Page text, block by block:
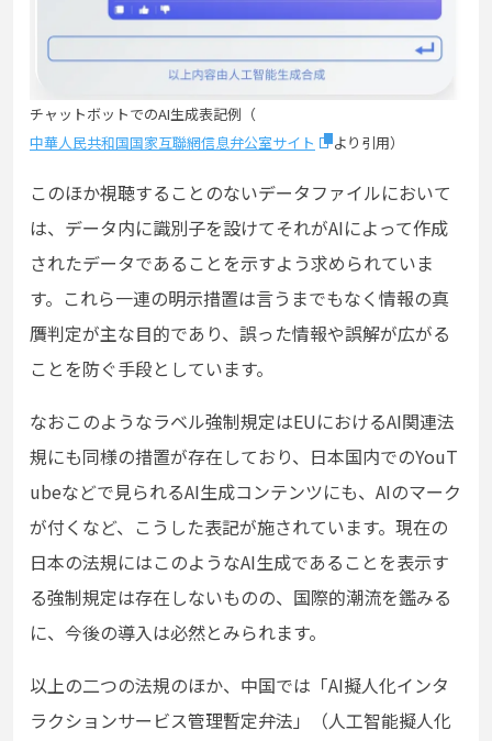
チャットボットでのAI生成表記例（
中華人民共和国国家互聯網信息弁公室サイト
より引用）
このほか視聴することのないデータファイルにおいて
は、データ内に識別子を設けてそれがAIによって作成
されたデータであることを示すよう求められていま
す。これら一連の明示措置は言うまでもなく情報の真
贋判定が主な目的であり、誤った情報や誤解が広がる
ことを防ぐ手段としています。
なおこのようなラベル強制規定はEUにおけるAI関連法
規にも同様の措置が存在しており、日本国内でのYouT
ubeなどで見られるAI生成コンテンツにも、AIのマーク
が付くなど、こうした表記が施されています。現在の
日本の法規にはこのようなAI生成であることを表示す
る強制規定は存在しないものの、国際的潮流を鑑みる
に、今後の導入は必然とみられます。
以上の二つの法規のほか、中国では「AI擬人化インタ
ラクションサービス管理暫定弁法」（人工智能擬人化